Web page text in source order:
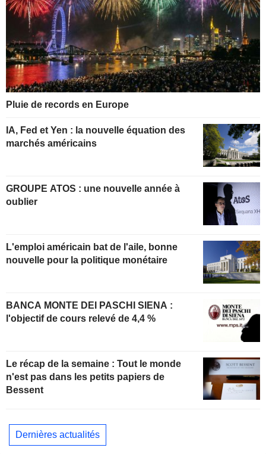
Pluie de records en Europe
IA, Fed et Yen : la nouvelle équation des
marchés américains
GROUPE ATOS : une nouvelle année à
oublier
L'emploi américain bat de l'aile, bonne
nouvelle pour la politique monétaire
BANCA MONTE DEI PASCHI SIENA :
l'objectif de cours relevé de 4,4 %
Le récap de la semaine : Tout le monde
n'est pas dans les petits papiers de
Bessent
Dernières actualités